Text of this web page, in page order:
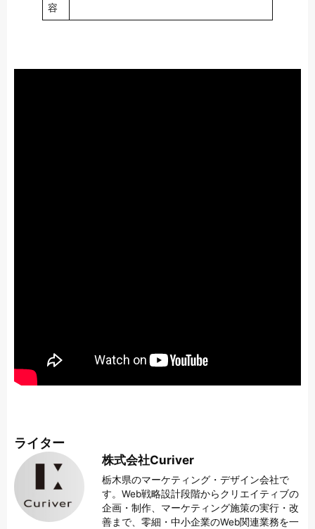
容
ライター
株式会社Curiver
栃木県のマーケティング・デザイン会社で
す。Web戦略設計段階からクリエイティブの
企画・制作、マーケティング施策の実行・改
善まで、零細・中小企業のWeb関連業務を一